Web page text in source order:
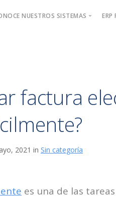
NUESTROS SISTEMAS ERP
factura
2021 in Sin categoría
es una de las